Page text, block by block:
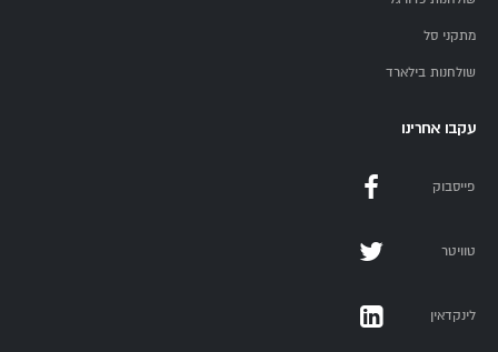
מתקני סל
שולחנות בילארד
עקבו אחרינו
פייסבוק
טוויטר
לינקדאין